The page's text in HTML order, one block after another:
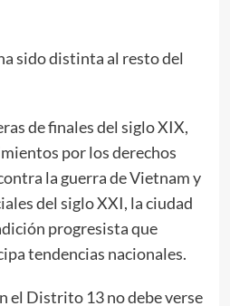
sido distinta al resto del
de finales del siglo XIX,
por los derechos
la guerra de Vietnam y
del siglo XXI, la ciudad
progresista que
tendencias nacionales.
el Distrito 13 no debe verse